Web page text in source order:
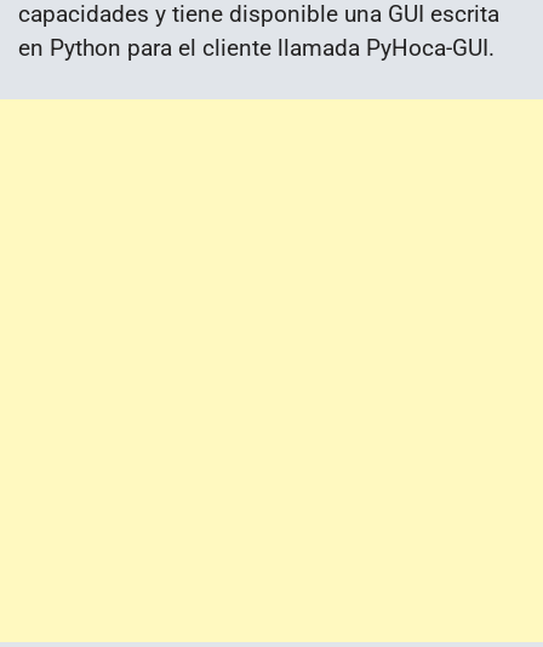
capacidades y tiene disponible una GUI escrita
en Python para el cliente llamada PyHoca-GUI.